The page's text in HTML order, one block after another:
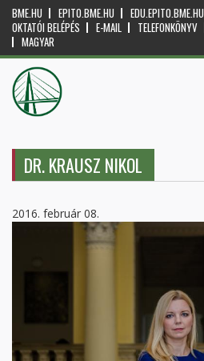
BME.HU EPITO.BME.HU EDU.EPITO.BME.HU
OKTATÓI BELÉPÉS
E-MAIL TELEFONKÖNYV
MAGYAR
DR. KRAUSZ NIKOL
2016. február 08.